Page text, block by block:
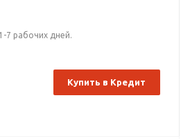
7 рабочих дней.
Купить в Кредит